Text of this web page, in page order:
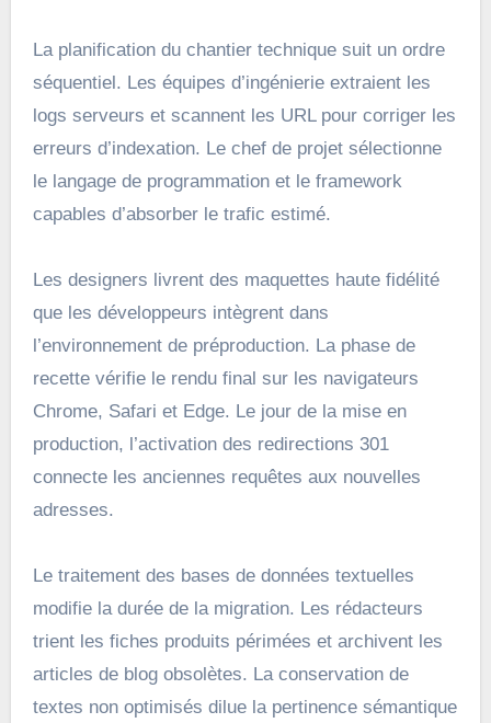
La planification du chantier technique suit un ordre
séquentiel. Les équipes d’ingénierie extraient les
logs serveurs et scannent les URL pour corriger les
erreurs d’indexation. Le chef de projet sélectionne
le langage de programmation et le framework
capables d’absorber le trafic estimé.
Les designers livrent des maquettes haute fidélité
que les développeurs intègrent dans
l’environnement de préproduction. La phase de
recette vérifie le rendu final sur les navigateurs
Chrome, Safari et Edge. Le jour de la mise en
production, l’activation des redirections 301
connecte les anciennes requêtes aux nouvelles
adresses.
Le traitement des bases de données textuelles
modifie la durée de la migration. Les rédacteurs
trient les fiches produits périmées et archivent les
articles de blog obsolètes. La conservation de
textes non optimisés dilue la pertinence sémantique